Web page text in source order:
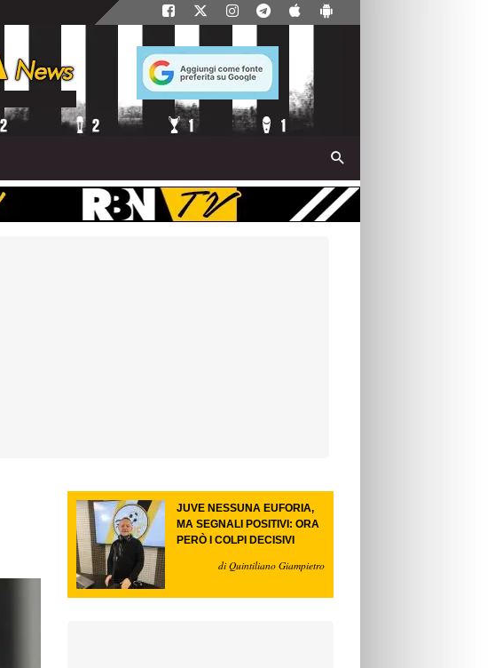
JUVE NESSUNA EUFORIA,
MA SEGNALI POSITIVI: ORA
PERÒ I COLPI DECISIVI
di Quintiliano Giampietro